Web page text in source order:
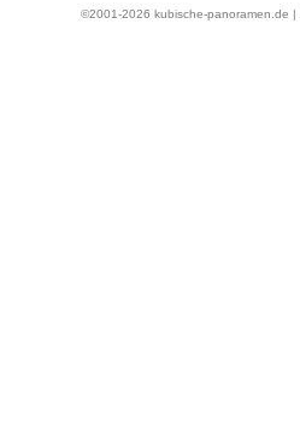
©2001-2026 kubische-panoramen.de |